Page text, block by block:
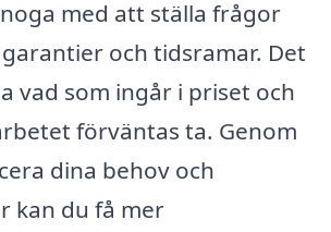
med att ställa frågor
och tidsramar. Det
vad som ingår i priset och
förväntas ta. Genom
dina behov och
kan du få mer